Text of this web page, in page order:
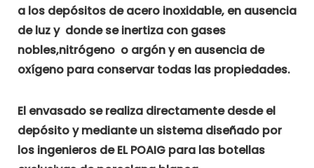
a los depósitos de acero inoxidable, en ausencia
de luz y donde se inertiza con gases
nobles,nitrógeno o argón y en ausencia de
oxígeno para conservar todas las propiedades.
El envasado se realiza directamente desde el
depósito y mediante un sistema diseñado por
los ingenieros de EL POAIG para las botellas